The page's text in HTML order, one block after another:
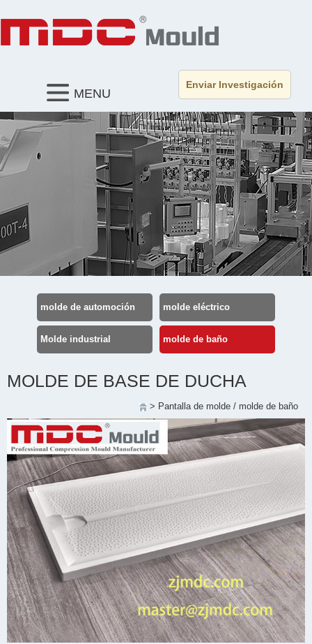
Enviar Investigación
MENU
molde de automoción molde eléctrico
Molde industrial molde de baño
MOLDE DE BASE DE DUCHA
> Pantalla de molde / molde de baño